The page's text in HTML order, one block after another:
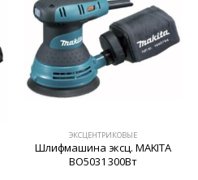
ЭКСЦЕНТРИКОВЫЕ
Шлифмашина эксц. MAKITA
BO5031 300Вт